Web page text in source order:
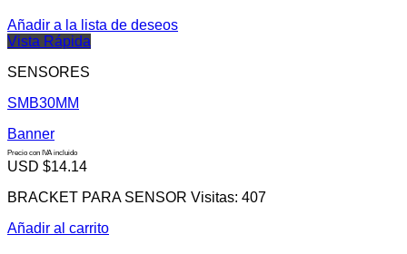
Añadir a la lista de deseos
Vista Rápida
SENSORES
SMB30MM
Banner
Precio con IVA incluido
USD $14.14
BRACKET PARA SENSOR Visitas: 407
Añadir al carrito